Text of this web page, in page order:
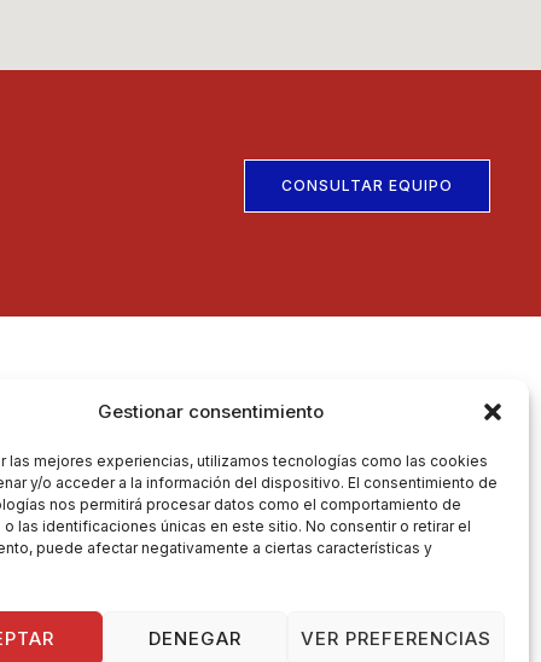
Gestionar consentimiento
las mejores experiencias, utilizamos tecnologías como las cookies
y/o acceder a la información del dispositivo. El consentimiento de
nos permitirá procesar datos como el comportamiento de
las identificaciones únicas en este sitio. No consentir o retirar el
puede afectar negativamente a ciertas características y
DENEGAR VER PREFERENCIAS
CONSULTAR EQUIPO
Políticas
Aviso Legal
Política de Cookies
Accesibilidad